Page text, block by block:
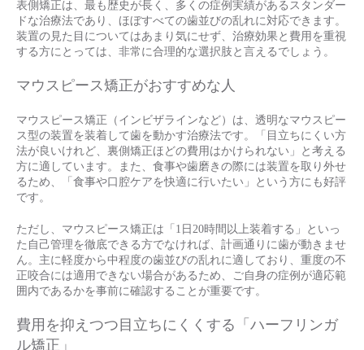
表側矯正は、最も歴史が長く、多くの症例実績があるスタンダー
ドな治療法であり、ほぼすべての歯並びの乱れに対応できます。
装置の見た目についてはあまり気にせず、治療効果と費用を重視
する方にとっては、非常に合理的な選択肢と言えるでしょう。
マウスピース矯正がおすすめな人
マウスピース矯正（インビザラインなど）は、透明なマウスピー
ス型の装置を装着して歯を動かす治療法です。「目立ちにくい方
法が良いけれど、裏側矯正ほどの費用はかけられない」と考える
方に適しています。また、食事や歯磨きの際には装置を取り外せ
るため、「食事や口腔ケアを快適に行いたい」という方にも好評
です。
ただし、マウスピース矯正は「1日20時間以上装着する」といっ
た自己管理を徹底できる方でなければ、計画通りに歯が動きませ
ん。主に軽度から中程度の歯並びの乱れに適しており、重度の不
正咬合には適用できない場合があるため、ご自身の症例が適応範
囲内であるかを事前に確認することが重要です。
費用を抑えつつ目立ちにくくする「ハーフリンガ
ル矯正」